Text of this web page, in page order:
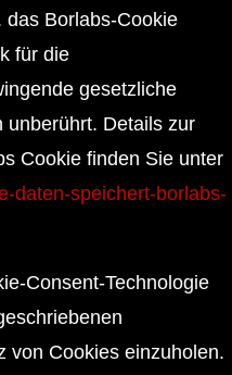
das Borlabs-Cookie
für die
gesetzliche
unberührt. Details zur
Cookie finden Sie unter
daten-speichert-borlabs-
Consent-Technologie
von Cookies einzuholen.